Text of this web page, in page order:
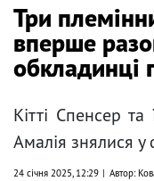
Три
вперше
обкладинці
Кітті Спенсер
Амалія знялися у
24 січня 2025, 12:29 Автор: